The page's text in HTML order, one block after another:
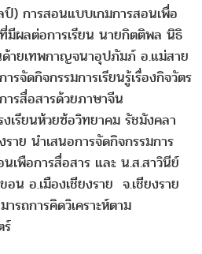
) การสอนแบบเกมการสอนเพื่อ
ผลต่อการเรียน นายกิตติพล นิธิ
ายเทพกาญจนาอุปภัมภ์ อ.แม่สาย
รจัดกิจกรรมการเรียนรู้เรื่องกิจวัตร
รสื่อสารด้วยภาษาจีน
เรียนห้วยซ้อวิทยาคม รัชมังคลา
าย นำเสนอการจัดกิจกรรมการ
นเพือการสื่อสาร และ น.ส.สาวินีย์
น อ.เมืองเชียงราย จ.เชียงราย
รถการคิดวิเคราะห์ตาม
ร์